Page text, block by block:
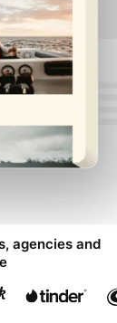
agencies and